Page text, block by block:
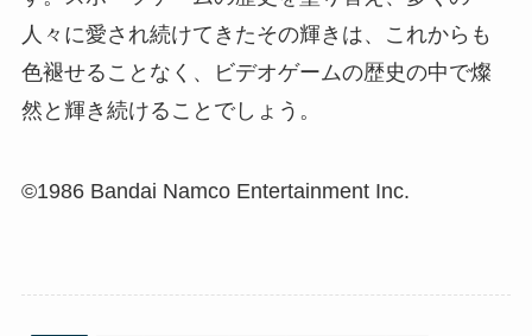
人々に愛され続けてきたその輝きは、これからも
色褪せることなく、ビデオゲームの歴史の中で燦
然と輝き続けることでしょう。
©1986 Bandai Namco Entertainment Inc.